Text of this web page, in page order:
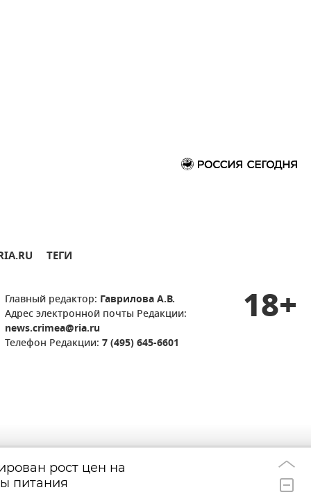
ТЕГИ
Главный редактор: Гаврилова А.В.
Адрес электронной почты Редакции:
news.crimea@ria.ru
Телефон Редакции: 7 (495) 645-6601
18+
рост цен на
питания
Минэк России
поддержки